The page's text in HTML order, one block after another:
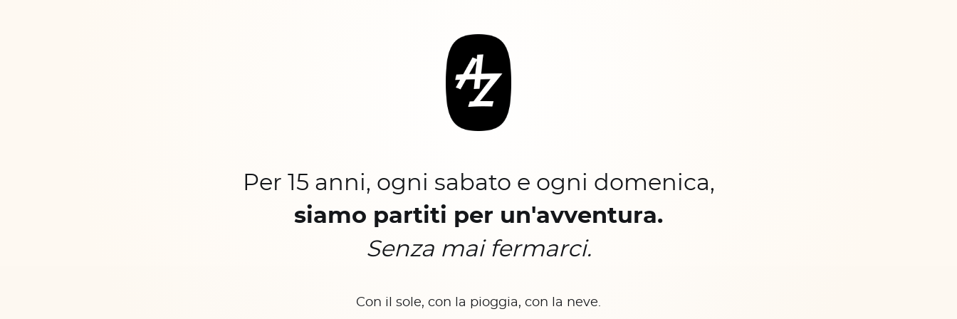
Per 15 anni, ogni sabato e ogni domenica,
siamo partiti per un'avventura.
Senza mai fermarci.
Con il sole, con la pioggia, con la neve.